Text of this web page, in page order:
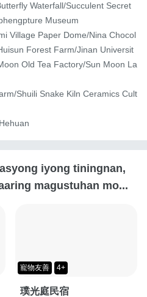
Waterfall/Succulent Secret
Museum
Village Paper Dome/Nina Chocol
Forest Farm/Jinan Universit
Old Tea Factory/Sun Moon La
Shuili Snake Kiln Ceramics Cult
iyong tiningnan,
magustuhan mo...
寵物友善 4+
璞光庭民宿